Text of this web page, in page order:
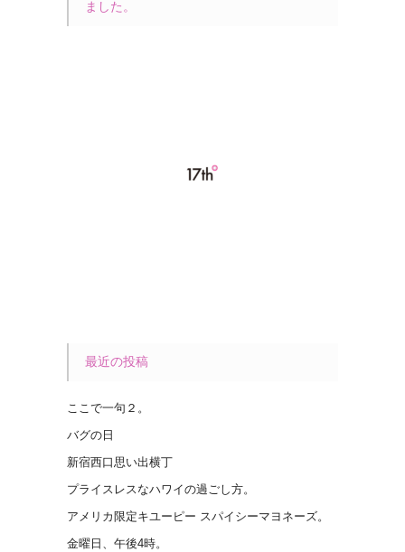
ました。
最近の投稿
ここで一句２。
バグの日
新宿西口思い出横丁
プライスレスなハワイの過ごし方。
アメリカ限定キユーピー スパイシーマヨネーズ。
金曜日、午後4時。